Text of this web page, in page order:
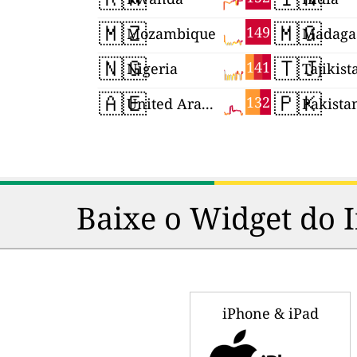
🇲🇿 149
Mozambique
🇳🇬 141
Nigeria
🇦🇪 132
United Arab Emirates
🇲🇬
🇹🇯
🇵🇰
Baixe o Widget do
iPhone & iPad